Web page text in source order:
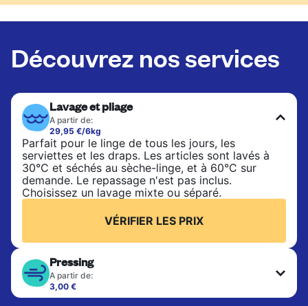
Découvrez nos services
Lavage et pliage
A partir de:
29,95 €/6kg
Parfait pour le linge de tous les jours, les
serviettes et les draps. Les articles sont lavés à
30°C et séchés au sèche-linge, et à 60°C sur
demande. Le repassage n'est pas inclus.
Choisissez un lavage mixte ou séparé.
VÉRIFIER LES PRIX
Pressing
A partir de:
3,00 €
Les articles délicats sont nettoyés à sec et finis